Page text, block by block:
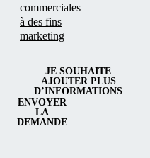
commerciales
à des fins
marketing
ENVOYER
LA
DEMANDE
JE SOUHAITE
AJOUTER PLUS
D’INFORMATIONS